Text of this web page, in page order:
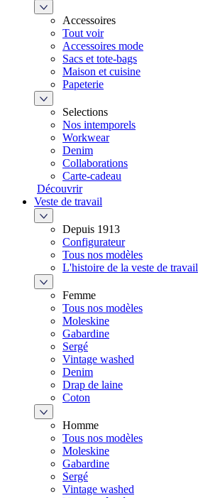
Accessoires
Tout voir
Accessoires mode
Sacs et tote-bags
Maison et cuisine
Papeterie
Selections
Nos intemporels
Workwear
Denim
Collaborations
Carte-cadeau
Découvrir
Veste de travail
Depuis 1913
Configurateur
Tous nos modèles
L'histoire de la veste de travail
Femme
Tous nos modèles
Moleskine
Gabardine
Sergé
Vintage washed
Denim
Drap de laine
Coton
Homme
Tous nos modèles
Moleskine
Gabardine
Sergé
Vintage washed